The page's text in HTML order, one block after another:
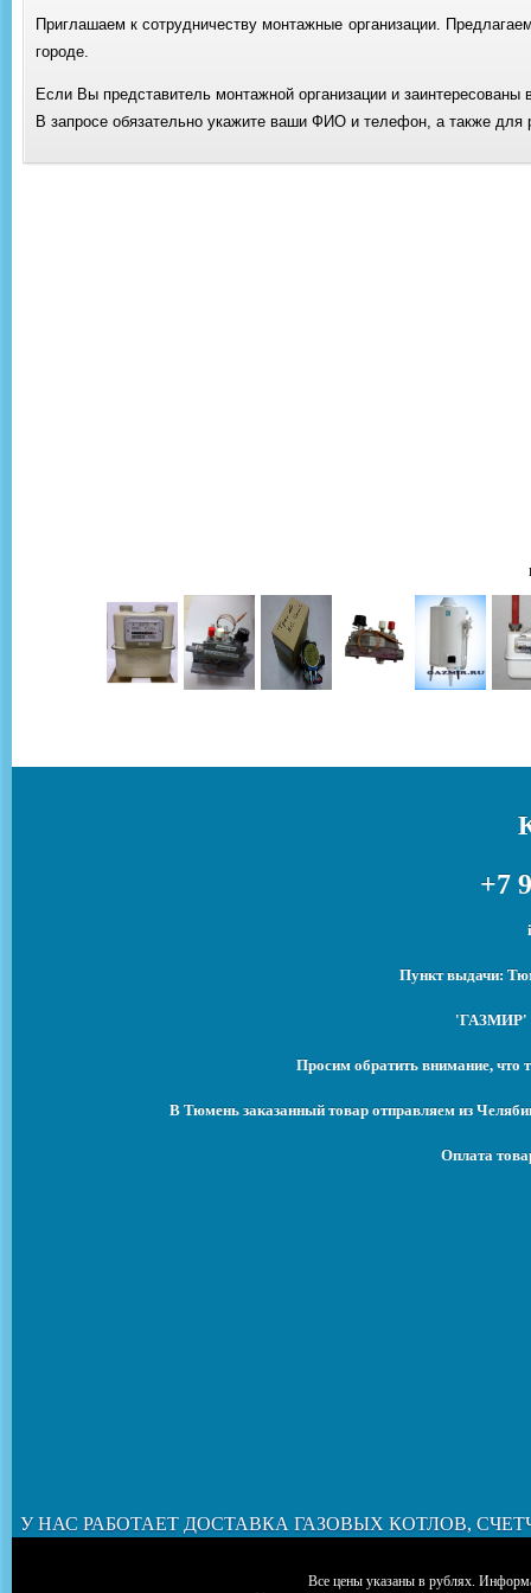
Приглашаем к сотрудничеству монтажные организации.
городе.
Если Вы представитель монтажной организации и
В запросе обязательно укажите ваши ФИО и телефон, а также
+7
Пункт выдачи:
'ГАЗМИР' -
Просим обратить внимание, что
В Тюмень заказанный товар отправляем из
Оплата
У НАС РАБОТАЕТ ДОСТАВКА ГАЗОВЫХ КОТЛОВ,
Все цены указаны в рублях.